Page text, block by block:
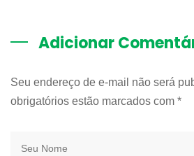
Adicionar
Seu endereço de e-mail não será
obrigatórios estão marcados com *